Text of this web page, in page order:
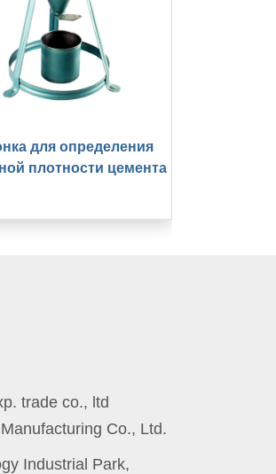
для определения
плотности цемента
trade co., ltd
Co., Ltd.
Industrial Park,